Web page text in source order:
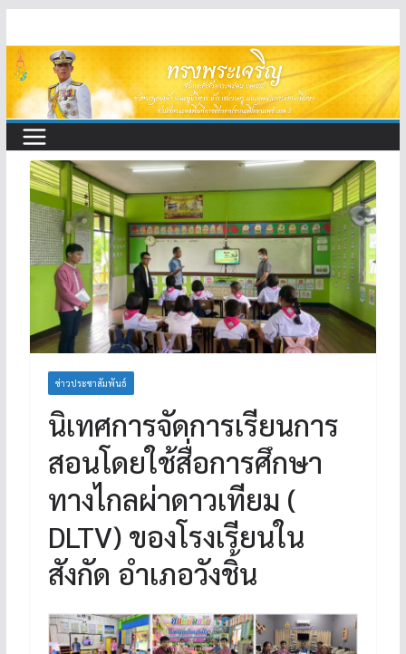
to
content
ข่าวประชาสัมพันธ์
นิเทศการจัดการเรียนการ
สอนโดยใช้สื่อการศึกษา
ทางไกลผ่าดาวเทียม (
DLTV) ของโรงเรียนใน
สังกัด อำเภอวังชิ้น